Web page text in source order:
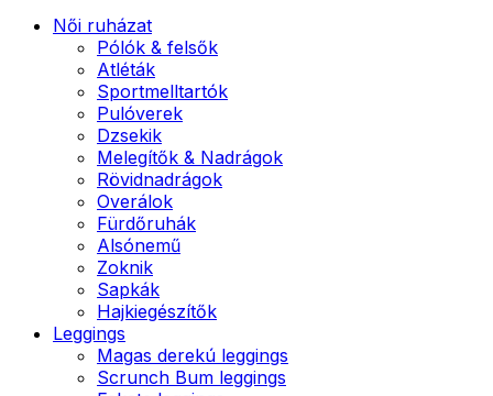
Női ruházat
Pólók & felsők
Atléták
Sportmelltartók
Pulóverek
Dzsekik
Melegítők & Nadrágok
Rövidnadrágok
Overálok
Fürdőruhák
Alsónemű
Zoknik
Sapkák
Hajkiegészítők
Leggings
Magas derekú leggings
Scrunch Bum leggings